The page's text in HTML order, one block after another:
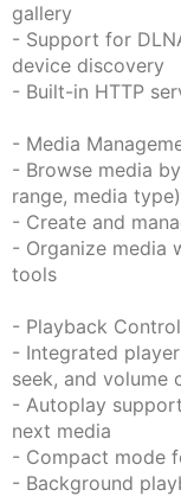
gallery
- Support for
device discovery
- Built-in HTTP
- Media
- Browse media
range, media type)
- Create and
- Organize media
tools
- Playback Control
- Integrated
seek, and volume
- Autoplay
next media
- Compact mode
- Background